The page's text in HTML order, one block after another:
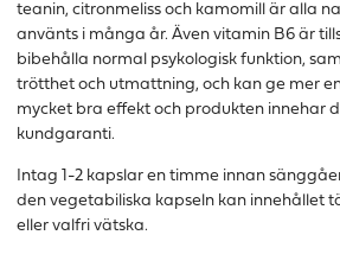
teanin, citronmeliss och kamomill är alla
använts i många år. Även vitamin B6 är
bibehålla normal psykologisk funktion,
trötthet och utmattning, och kan ge mer
mycket bra effekt och produkten innehar
kundgaranti.
Intag 1-2 kapslar en timme innan
den vegetabiliska kapseln kan innehållet
eller valfri vätska.